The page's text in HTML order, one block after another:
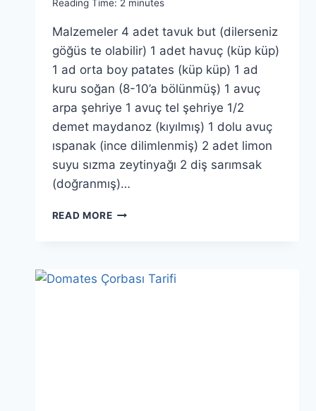
Reading Time: 2 minutes
Malzemeler 4 adet tavuk but (dilerseniz
göğüs te olabilir) 1 adet havuç (küp küp)
1 ad orta boy patates (küp küp) 1 ad
kuru soğan (8-10’a bölünmüş) 1 avuç
arpa şehriye 1 avuç tel şehriye 1/2
demet maydanoz (kıyılmış) 1 dolu avuç
ıspanak (ince dilimlenmiş) 2 adet limon
suyu sızma zeytinyağı 2 diş sarımsak
(doğranmış)…
READ MOREEKŞILI
LEZZET